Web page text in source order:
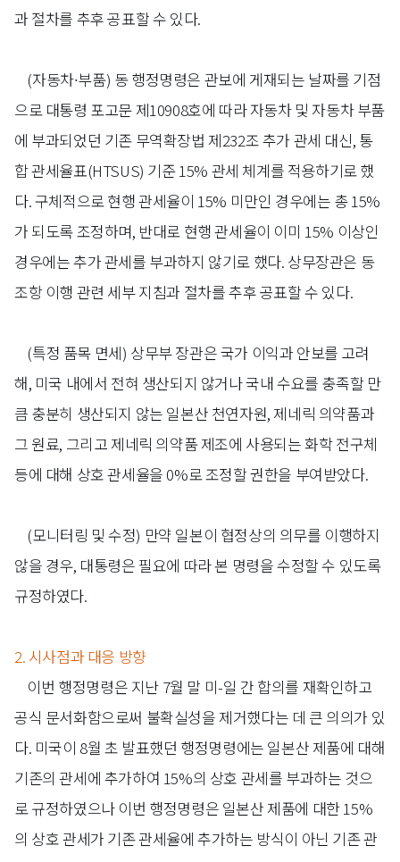
과 절차를 추후 공표할 수 있다.
(자동차∙부품) 동 행정명령은 관보에 게재되는 날짜를 기점
으로 대통령 포고문 제10908호에 따라 자동차 및 자동차 부품
에 부과되었던 기존 무역확장법 제232조 추가 관세 대신, 통
합 관세율표(HTSUS) 기준 15% 관세 체계를 적용하기로 했
다. 구체적으로 현행 관세율이 15% 미만인 경우에는 총 15%
가 되도록 조정하며, 반대로 현행 관세율이 이미 15% 이상인
경우에는 추가 관세를 부과하지 않기로 했다. 상무장관은 동
조항 이행 관련 세부 지침과 절차를 추후 공표할 수 있다.
(특정 품목 면세) 상무부 장관은 국가 이익과 안보를 고려
해, 미국 내에서 전혀 생산되지 않거나 국내 수요를 충족할 만
큼 충분히 생산되지 않는 일본산 천연자원, 제네릭 의약품과
그 원료, 그리고 제네릭 의약품 제조에 사용되는 화학 전구체
등에 대해 상호 관세율을 0%로 조정할 권한을 부여받았다.
(모니터링 및 수정) 만약 일본이 협정상의 의무를 이행하지
않을 경우, 대통령은 필요에 따라 본 명령을 수정할 수 있도록
규정하였다.
2. 시사점과 대응 방향
이번 행정명령은 지난 7월 말 미-일 간 합의를 재확인하고
공식 문서화함으로써 불확실성을 제거했다는 데 큰 의의가 있
다. 미국이 8월 초 발표했던 행정명령에는 일본산 제품에 대해
기존의 관세에 추가하여 15%의 상호 관세를 부과하는 것으
로 규정하였으나 이번 행정명령은 일본산 제품에 대한 15%
의 상호 관세가 기존 관세율에 추가하는 방식이 아닌 기존 관